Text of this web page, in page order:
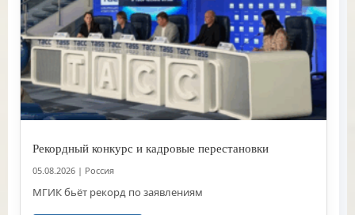
Рекордный конкурс и кадровые перестановки
05.08.2026 | Россия
МГИК бьёт рекорд по заявлениям